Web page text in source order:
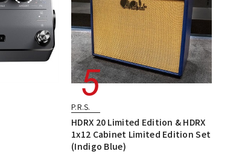
P.R.S.
HDRX 20 Limited Edition & HDRX
1x12 Cabinet Limited Edition Set
(Indigo Blue)